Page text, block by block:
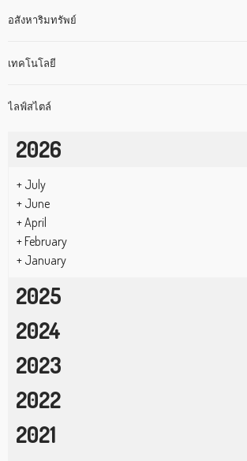
อสังหาริมทรัพย์
เทคโนโลยี
ไลฟ์สไตล์
2026
+ July
+ June
+April
+February
+ January
2025
2024
2023
2022
2021